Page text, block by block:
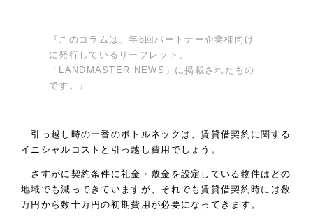
『このコラムは、年6回パートナー企業様向け
に発行しているリーフレット、
「LANDMASTER NEWS」に掲載されたもの
です。』
引っ越し時の一番のボトルネックは、賃貸借契約に関する
イニシャルコストと引っ越し費用でしょう。
さすがに契約条件に礼金・敷金を設定している物件はどの
地域でも減ってきていますが、それでも賃貸借契約時には数
万円から数十万円の初期費用が必要になってきます。